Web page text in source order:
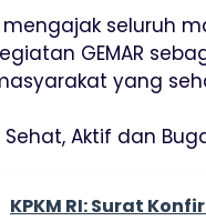
mengajak seluruh
GEMAR
yang
Sehat, Aktif dan
KPKM RI: Surat